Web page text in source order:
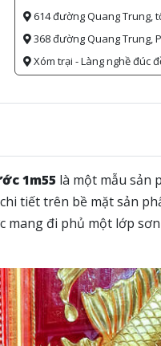
614 đường Quang Trung,
368 đường Quang Trung,
Xóm trại - Làng nghề đúc
1m55 là một mẫu sản
tiết trên bề mặt sản
mang đi phủ một lớp